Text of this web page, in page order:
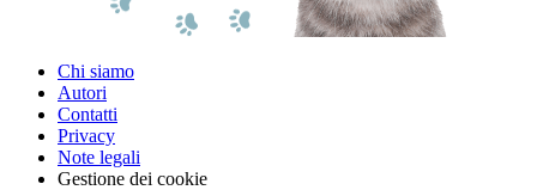
Chi siamo
Autori
Contatti
Privacy
Note legali
Gestione dei cookie